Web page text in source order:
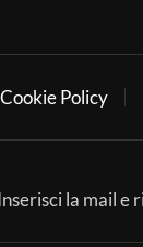
Cookie Policy
la mail e